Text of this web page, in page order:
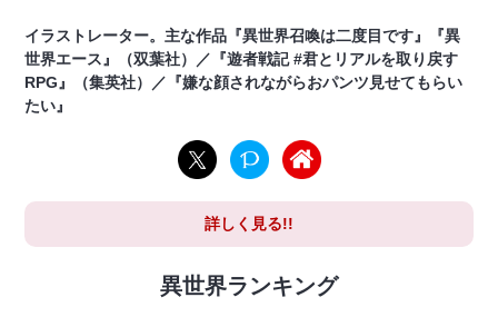
イラストレーター。主な作品『異世界召喚は二度目です』『異
世界エース』（双葉社）／『遊者戦記 #君とリアルを取り戻す
RPG』（集英社）／『嫌な顔されながらおパンツ見せてもらい
たい』
詳しく見る!!
異世界ランキング